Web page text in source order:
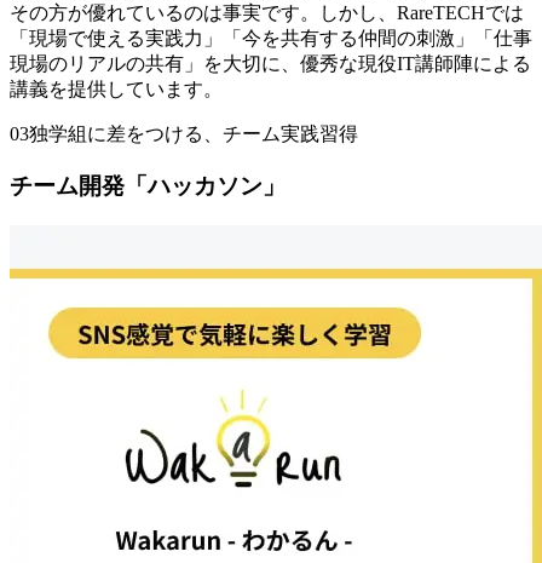
その方が優れているのは事実です。
しかし、RareTECHでは
「現場で使える実践力」「今を共有する仲間の刺激」「仕事
現場のリアルの共有」を大切に、優秀な現役IT講師陣による
講義を提供しています。
03独学組に差をつける、チーム実践習得
チーム開発 「ハッカソン」